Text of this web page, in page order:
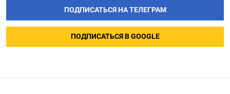
ПОДПИСАТЬСЯ НА ТЕЛЕГРАМ
ПОДПИСАТЬСЯ В GOOGLE